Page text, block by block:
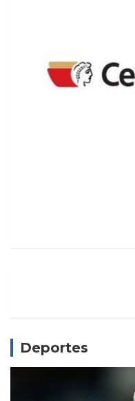
Deportes